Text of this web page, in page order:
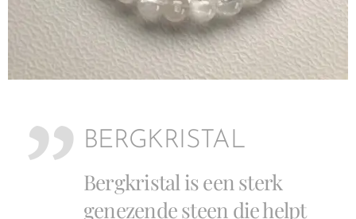
BERGKRISTAL
Bergkristal is een sterk
genezende steen die helpt